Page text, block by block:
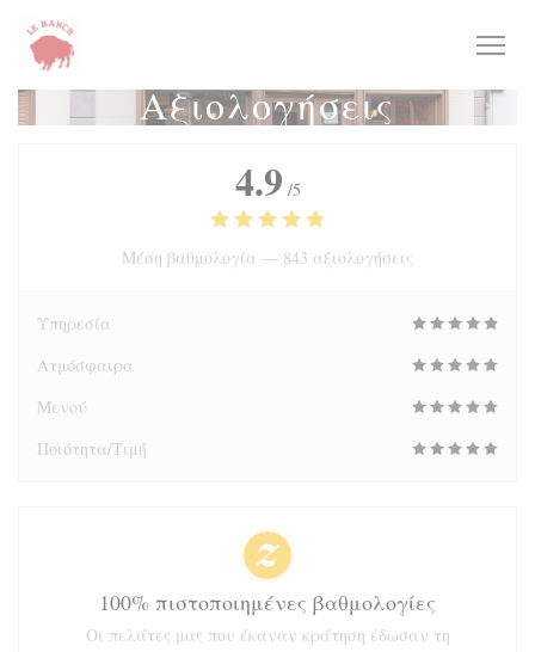
Πίνακας διαχείρισης "Μπισκότων" (Cookies)
Αξιολογήσεις
4.9 /5
Μέση βαθμολογία — 843 αξιολογήσεις
Υπηρεσία
Ατμόσφαιρα
Μενού
Ποιότητα/Τιμή
100% πιστοποιημένες βαθμολογίες
Οι πελάτες μας που έκαναν κράτηση έδωσαν τη